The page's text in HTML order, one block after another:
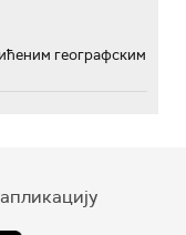
географским